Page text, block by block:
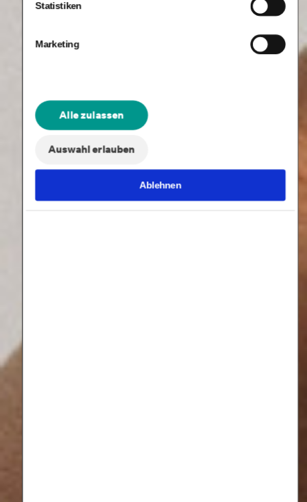
Statistiken
Marketing
Alle zulassen
Auswahl erlauben
Ablehnen